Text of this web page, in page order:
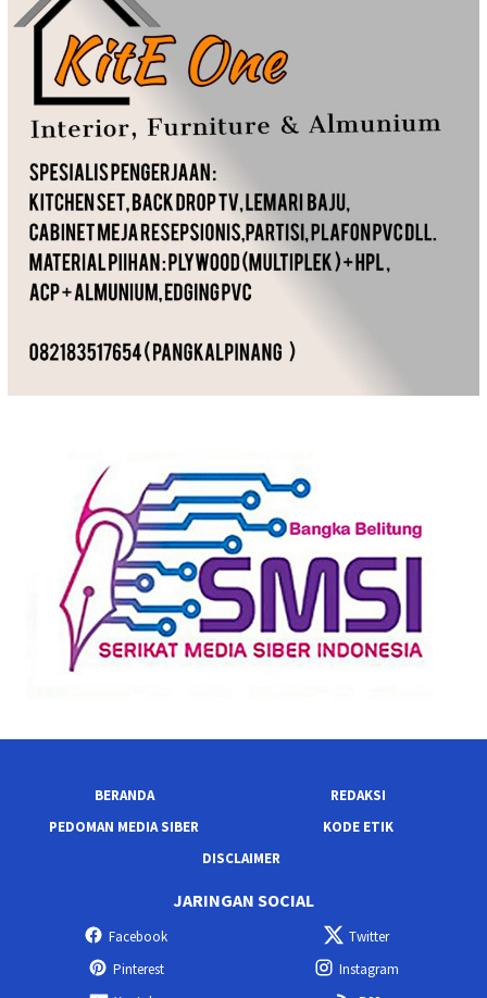
BERANDA
REDAKSI
PEDOMAN MEDIA SIBER
KODE ETIK
DISCLAIMER
JARINGAN SOCIAL
Facebook
Twitter
Pinterest
Instagram